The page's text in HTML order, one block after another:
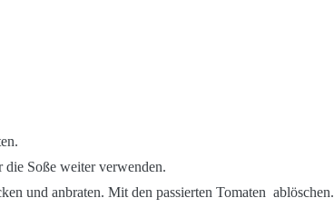
Soße weiter verwenden.
und anbraten. Mit den passierten Tomaten ablöschen.